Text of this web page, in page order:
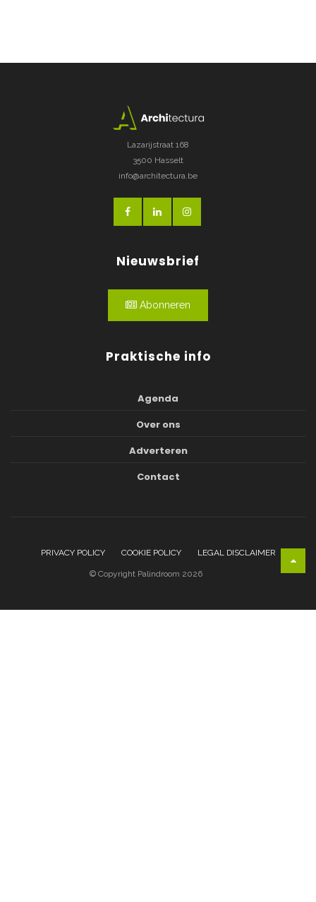
Lazarijstraat 168
3500 Hasselt
info@architectura.be
Nieuwsbrief
Abonneren
Praktische info
Agenda
Over ons
Adverteren
Contact
PRIVACY POLICY COOKIE POLICY LEGAL DISCLAIMER
© Copyright Palindroom 2026